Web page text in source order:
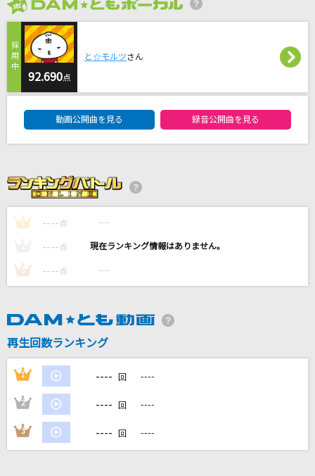
福山雅治
unravel
[生音]オレンジ
SPYAIR
夢見傘
花咲ゆき美
ロキ
みきとP
ガンバッテンダー
てをつなごう
ハムちゃんず
DAMの新曲・ランキングなど
92.690点
と☆モルツさん
動画公開曲を見る 録音公開曲を見る
1 ---- 点 ----
---- 点 ----
3 ---- 点 ----
再生回数ランキング
1 ---- 回 ----
2 ---- 回 ----
3 ---- 回 ----